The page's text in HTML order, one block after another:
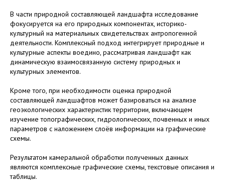
В части природной составляющей ландшафта исследование
фокусируется на его природных компонентах, историко-
культурный на материальных свидетельствах антропогенной
деятельности. Комплексный подход интегрирует природные и
культурные аспекты воедино, рассматривая ландшафт как
динамическую взаимосвязанную систему природных и
культурных элементов.
Кроме того, при необходимости оценка природной
составляющей ландшафтов может базироваться на анализе
геоэкологических характеристик территории, включающем
изучение топографических, гидрологических, почвенных и иных
параметров с наложением слоёв информации на графические
схемы.
Результатом камеральной обработки полученных данных
являются комплексные графические схемы, текстовые описания и
таблицы.